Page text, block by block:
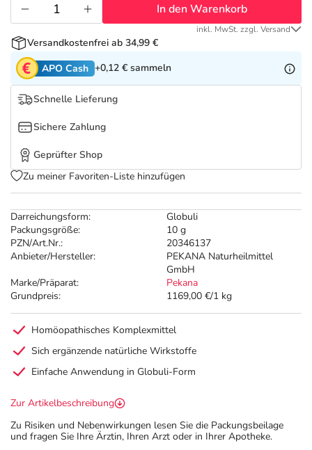
Tierapotheke
Vitamine & Mineralstoffe
Marken
Salus Deals
Darreichungsform:
Globuli
Packungsgröße:
10 g
PZN/Art.Nr.:
20346137
Anbieter/Hersteller:
PEKANA Naturheilmittel
GmbH
Marke/Präparat:
Pekana
Grundpreis:
1169,00 €/1 kg
In den Warenkorb
inkl. MwSt. zzgl. Versand
Versandkostenfrei ab 34,99 €
APO Cash +0,12 € sammeln
Schnelle Lieferung
Sichere Zahlung
Geprüfter Shop
Zu meiner Favoriten-Liste hinzufügen
Homöopathisches Komplexmittel
Sich ergänzende natürliche Wirkstoffe
Einfache Anwendung in Globuli-Form
Zur Artikelbeschreibung
Zu Risiken und Nebenwirkungen lesen Sie die Packungsbeilage
und fragen Sie Ihre Ärztin, Ihren Arzt oder in Ihrer Apotheke.